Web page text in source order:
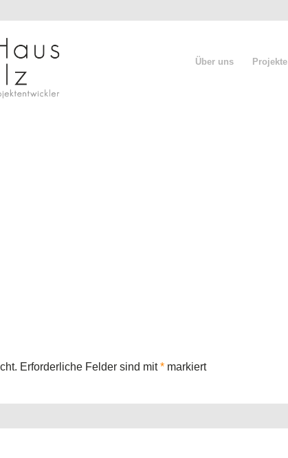
Über uns Projekte
Erforderliche Felder sind mit*markiert